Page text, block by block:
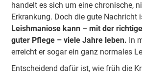
handelt es sich um eine chronische,
Erkrankung. Doch die gute Nachricht
Leishmaniose kann – mit der
guter Pflege – viele Jahre leben. In
erreicht er sogar ein ganz normales
Entscheidend dafür ist, wie früh die